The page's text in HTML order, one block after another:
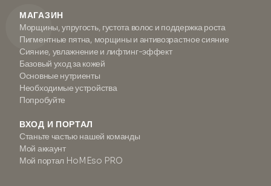
МАГАЗИН
Морщины, упругость, густота волос и поддержка роста
Пигментные пятна, морщины и антивозрастное сияние
Сияние, увлажнение и лифтинг-эффект
Базовый уход за кожей
Основные нутриенты
Необходимые устройства
Попробуйте
ВХОД И ПОРТАЛ
Станьте частью нашей команды
Мой аккаунт
Мой портал HoMEso PRO